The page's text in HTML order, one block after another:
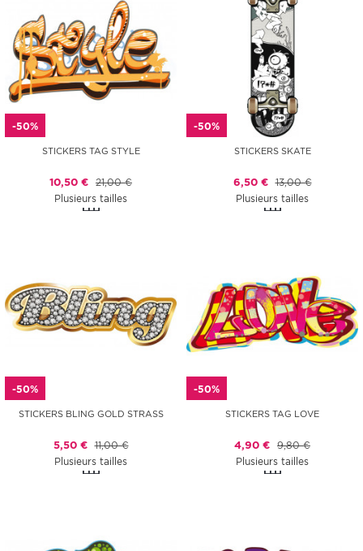
-50%
STICKERS TAG STYLE
10,50 € 21,00 €
Plusieurs tailles
-50%
STICKERS SKATE
6,50 € 13,00 €
Plusieurs tailles
-50%
STICKERS BLING GOLD STRASS
5,50 € 11,00 €
Plusieurs tailles
-50%
STICKERS TAG LOVE
4,90 € 9,80 €
Plusieurs tailles